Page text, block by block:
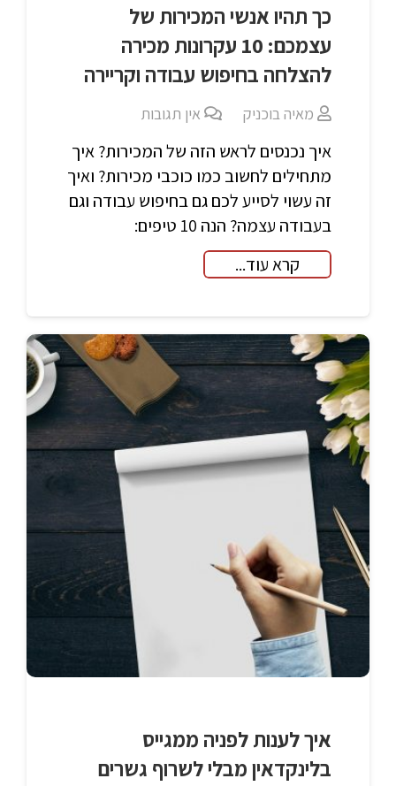
כך תהיו אנשי המכירות של
עצמכם: 10 עקרונות מכירה
להצלחה בחיפוש עבודה וקריירה
מאיה בוכניק אין תגובות
איך נכנסים לראש הזה של המכירות? איך
מתחילים לחשוב כמו כוכבי מכירות? ואיך
זה עשוי לסייע לכם גם בחיפוש עבודה וגם
בעבודה עצמה? הנה 10 טיפים:
קרא עוד...
איך לענות לפניה ממגייס
בלינקדאין מבלי לשרוף גשרים